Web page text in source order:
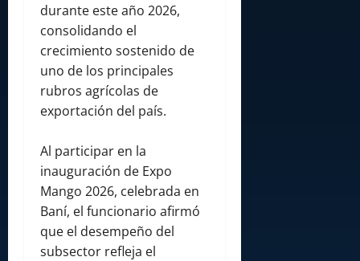
durante este año 2026,
consolidando el
crecimiento sostenido de
uno de los principales
rubros agrícolas de
exportación del país.
Al participar en la
inauguración de Expo
Mango 2026, celebrada en
Baní, el funcionario afirmó
que el desempeño del
subsector refleja el